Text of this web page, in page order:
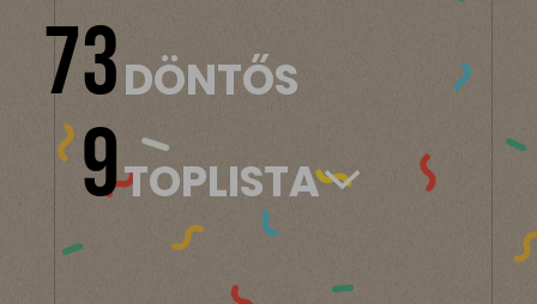
73DÖNTŐS
9TOPLISTA